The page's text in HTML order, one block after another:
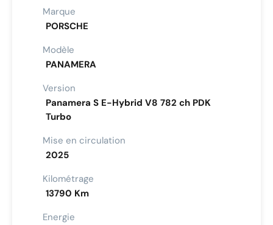
Marque
PORSCHE
Modèle
PANAMERA
Version
Panamera S E-Hybrid V8 782 ch PDK
Turbo
Mise en circulation
2025
Kilométrage
13790 Km
Energie